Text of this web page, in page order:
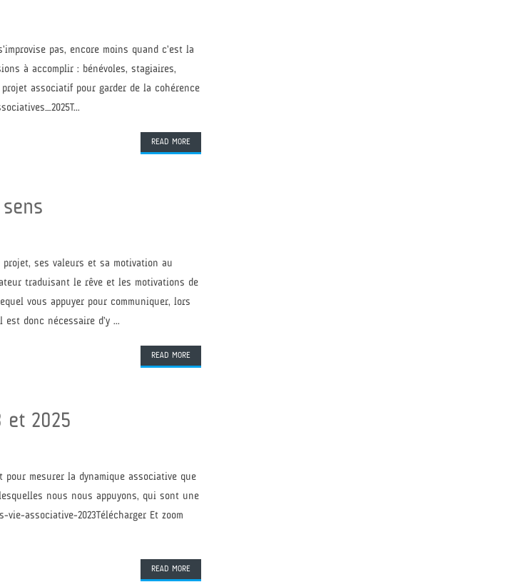
pas, encore moins quand c’est la
à accomplir : bénévoles, stagiaires,
associatif pour garder de la cohérence
READ MORE
ses valeurs et sa motivation au
traduisant le rêve et les motivations de
vous appuyer pour communiquer, lors
donc nécessaire d’y ...
READ MORE
et 2025
mesurer la dynamique associative que
nous nous appuyons, qui sont une
associative-2023Télécharger Et zoom
READ MORE